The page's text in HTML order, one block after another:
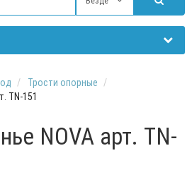
Трости опорные
TN-151
NOVA арт. TN-